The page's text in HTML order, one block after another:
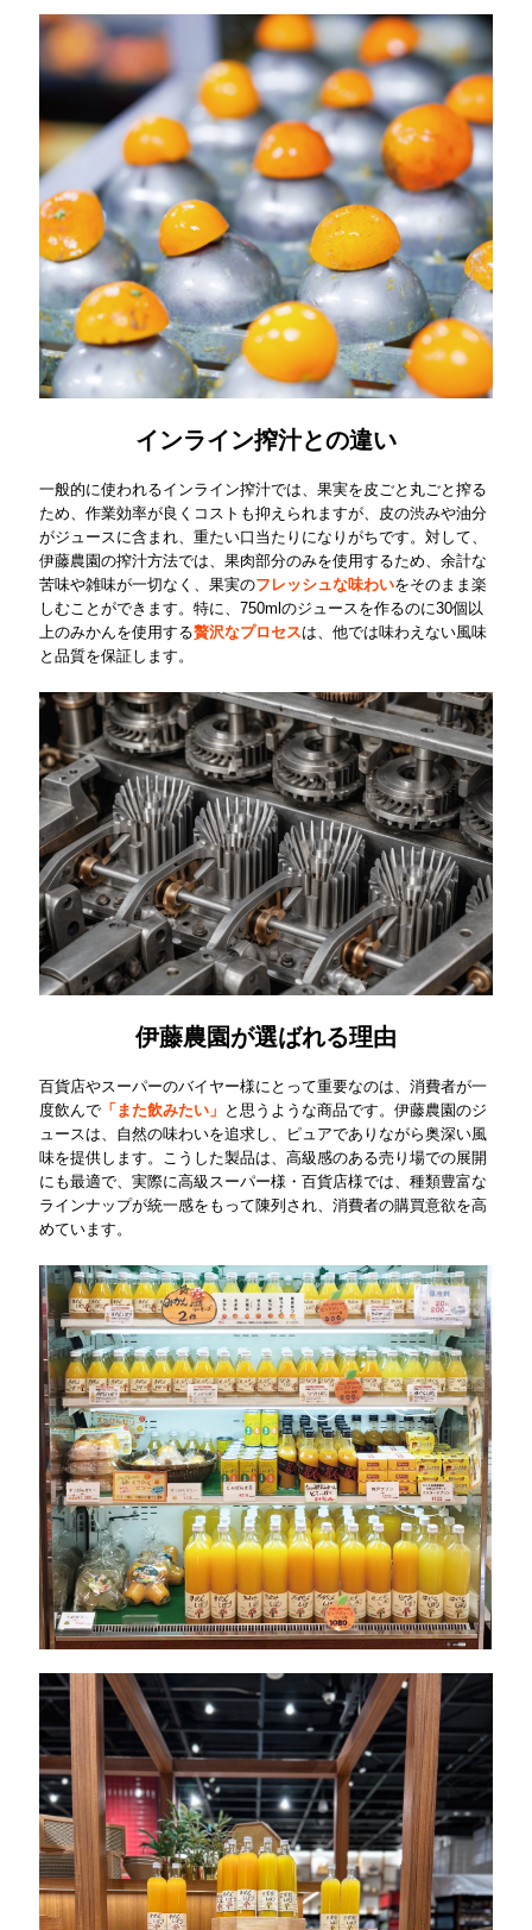
インライン搾汁との違い
一般的に使われるインライン搾汁では、果実を皮ごと丸ごと搾る
ため、作業効率が良くコストも抑えられますが、皮の渋みや油分
がジュースに含まれ、重たい口当たりになりがちです。対して、
伊藤農園の搾汁方法では、果肉部分のみを使用するため、余計な
苦味や雑味が一切なく、果実のフレッシュな味わいをそのまま楽
しむことができます。特に、750mlのジュースを作るのに30個以
上のみかんを使用する贅沢なプロセスは、他では味わえない風味
と品質を保証します。
伊藤農園が選ばれる理由
百貨店やスーパーのバイヤー様にとって重要なのは、消費者が一
度飲んで 「また飲みたい」 と思うような商品です。伊藤農園のジ
ュースは、自然の味わいを追求し、ピュアでありながら奥深い風
味を提供します。こうした製品は、高級感のある売り場での展開
にも最適で、実際に高級スーパー様・百貨店様では、種類豊富な
ラインナップが統一感をもって陳列され、消費者の購買意欲を高
めています。